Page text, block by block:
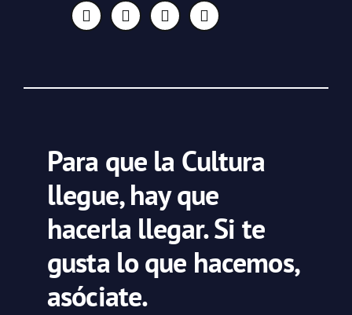
Para que la Cultura
llegue, hay que
hacerla llegar. Si te
gusta lo que hacemos,
asóciate.